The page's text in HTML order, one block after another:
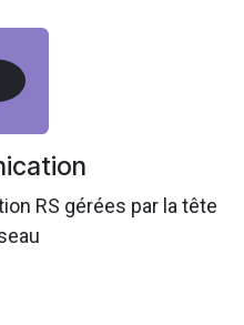
RS gérées par la tête